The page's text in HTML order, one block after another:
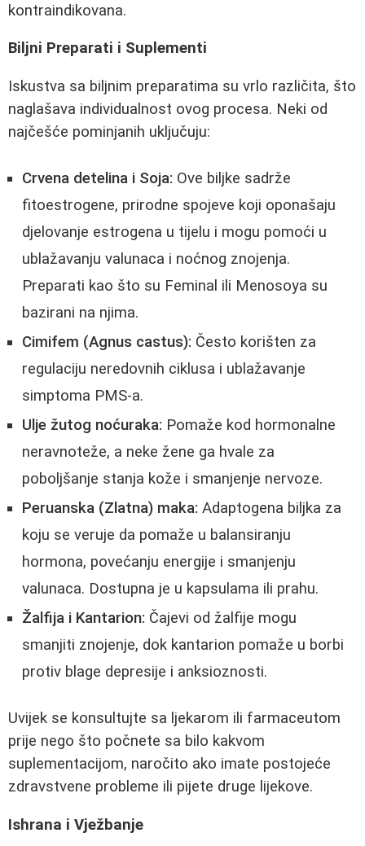
kontraindikovana.
Biljni Preparati i Suplementi
Iskustva sa biljnim preparatima su vrlo različita, što
naglašava individualnost ovog procesa. Neki od
najčešće pominjanih uključuju:
Crvena detelina i Soja: Ove biljke sadrže
fitoestrogene, prirodne spojeve koji oponašaju
djelovanje estrogena u tijelu i mogu pomoći u
ublažavanju valunaca i noćnog znojenja.
Preparati kao što su Feminal ili Menosoya su
bazirani na njima.
Cimifem (Agnus castus): Često korišten za
regulaciju neredovnih ciklusa i ublažavanje
simptoma PMS-a.
Ulje žutog noćuraka: Pomaže kod hormonalne
neravnoteže, a neke žene ga hvale za
poboljšanje stanja kože i smanjenje nervoze.
Peruanska (Zlatna) maka: Adaptogena biljka za
koju se veruje da pomaže u balansiranju
hormona, povećanju energije i smanjenju
valunaca. Dostupna je u kapsulama ili prahu.
Žalfija i Kantarion: Čajevi od žalfije mogu
smanjiti znojenje, dok kantarion pomaže u borbi
protiv blage depresije i anksioznosti.
Uvijek se konsultujte sa ljekarom ili farmaceutom
prije nego što počnete sa bilo kakvom
suplementacijom, naročito ako imate postojeće
zdravstvene probleme ili pijete druge lijekove.
Ishrana i Vježbanje